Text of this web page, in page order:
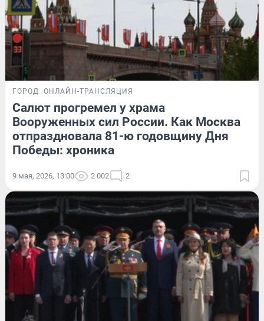
ГОРОД ОНЛАЙН-ТРАНСЛЯЦИЯ
Салют прогремел у храма
Вооруженных сил России. Как Москва
отпраздновала 81-ю годовщину Дня
Победы: хроника
9 мая, 2026, 13:00 2 002 2